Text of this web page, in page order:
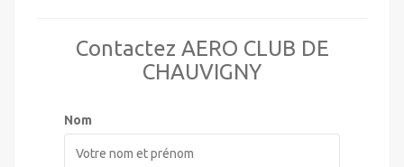
Contactez AERO CLUB DE
CHAUVIGNY
Nom